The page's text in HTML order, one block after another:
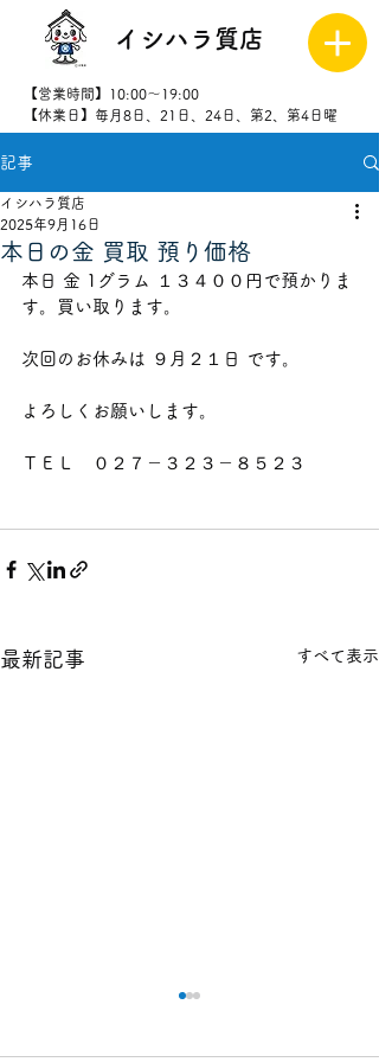
イシハラ質店
【営業時間】10:00～19:00
【休業日】毎月8日、21日、24日、第2、第4日曜
8523
記事
本日の金 買取 預り価格
イシハラ質店
2025年9月16日
本日 金 1グラム １３４００円で預かりま
す。買い取ります。
次回のお休みは ９月２１日 です。
よろしくお願いします。
ＴＥＬ　０２７－３２３－８５２３
最新記事 すべて表示